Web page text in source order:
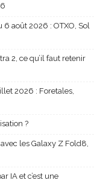
août 2026 : OTXO, Sol
2, ce qu’il faut retenir
2026 : Foretales,
?
les Galaxy Z Fold8,
IA et c’est une